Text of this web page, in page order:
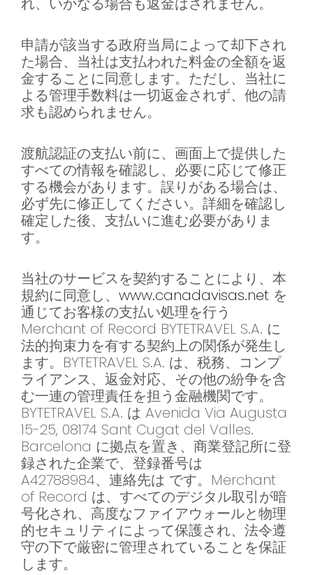
申請が該当する政府当局によって却下され
た場合、当社は支払われた料金の全額を返
金することに同意します。ただし、当社に
よる管理手数料は一切返金されず、他の請
求も認められません。
渡航認証の支払い前に、画面上で提供した
すべての情報を確認し、必要に応じて修正
する機会があります。誤りがある場合は、
必ず先に修正してください。詳細を確認し
確定した後、支払いに進む必要がありま
す。
当社のサービスを契約することにより、本
規約に同意し、 www.canadavisas.net を
通じてお客様の支払い処理を行う
Merchant of Record BYTETRAVEL S.A. に
法的拘束力を有する契約上の関係が発生し
ます。BYTETRAVEL S.A. は、税務、コンプ
ライアンス、返金対応、その他の紛争を含
む一連の管理責任を担う金融機関です。
BYTETRAVEL S.A. は Avenida Via Augusta
15-25, 08174 Sant Cugat del Valles.
Barcelona に拠点を置き、商業登記所に登
録された企業で、登録番号は
A42788984、連絡先は です。Merchant
of Record は、すべてのデジタル取引が暗
号化され、高度なファイアウォールと物理
的セキュリティによって保護され、法令遵
守の下で厳密に管理されていることを保証
します。